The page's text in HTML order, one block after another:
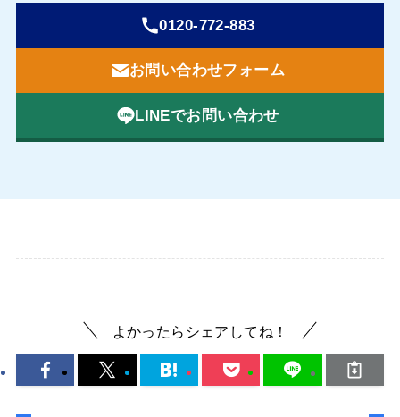
0120-772-883
お問い合わせフォーム
LINEでお問い合わせ
よかったらシェアしてね！